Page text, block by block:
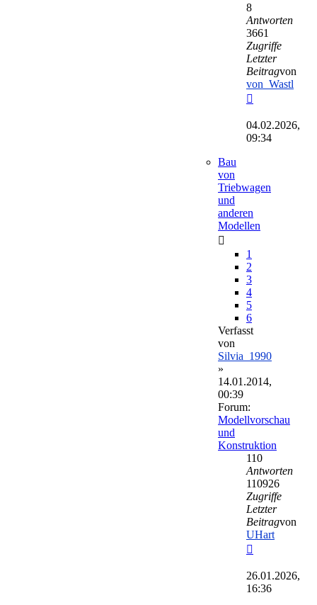
8
Antworten
3661
Zugriffe
Letzter
Beitragvon
von_Wastl
Beitrag
04.02.2026,
09:34
Bau
von
Triebwagen
und
anderen
Modellen
1
2
3
4
5
6
Verfasst
von
Silvia_1990
»
14.01.2014,
00:39
Forum:
Modellvorschau
und
Konstruktion
110
Antworten
110926
Zugriffe
Letzter
Beitragvon
UHart
Beitrag
26.01.2026,
16:36